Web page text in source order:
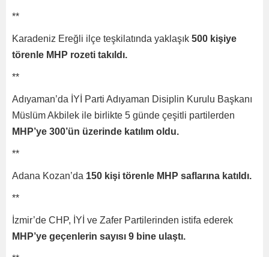
**
Karadeniz Ereğli ilçe teşkilatında yaklaşık 500 kişiye
törenle MHP rozeti takıldı.
**
Adıyaman’da İYİ Parti Adıyaman Disiplin Kurulu Başkanı
Müslüm Akbilek ile birlikte 5 günde çeşitli partilerden
MHP’ye 300’ün üzerinde katılım oldu.
**
Adana Kozan’da 150 kişi törenle MHP saflarına katıldı.
**
İzmir’de CHP, İYİ ve Zafer Partilerinden istifa ederek
MHP’ye geçenlerin sayısı 9 bine ulaştı.